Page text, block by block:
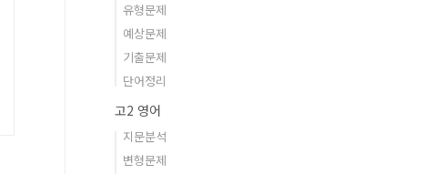
유형문제
예상문제
기출문제
단어정리
고2 영어
지문분석
변형문제